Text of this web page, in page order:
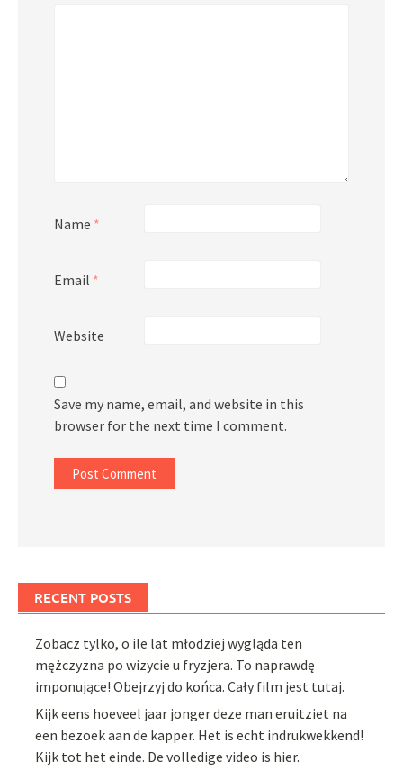
Name *
Email *
Website
Save my name, email, and website in this
browser for the next time I comment.
RECENT POSTS
Zobacz tylko, o ile lat młodziej wygląda ten
mężczyzna po wizycie u fryzjera. To naprawdę
imponujące! Obejrzyj do końca. Cały film jest tutaj.
Kijk eens hoeveel jaar jonger deze man eruitziet na
een bezoek aan de kapper. Het is echt indrukwekkend!
Kijk tot het einde. De volledige video is hier.